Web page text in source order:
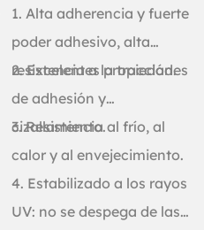
1. Alta adherencia y fuerte
poder adhesivo, alta
resistencia a la tracción.
2. Excelentes propiedades
de adhesión y
cizallamiento.
3. Resistencia al frío, al
calor y al envejecimiento.
4. Estabilizado a los rayos
UV: no se despega de las